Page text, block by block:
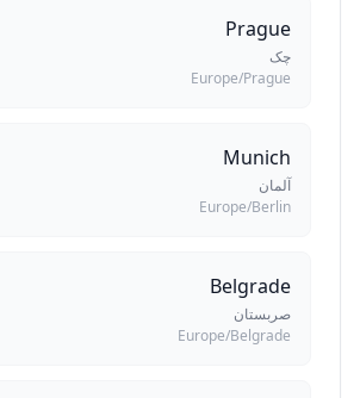
Prague
چک
Europe/Prague
Munich
آلمان
Europe/Berlin
Belgrade
صربستان
Europe/Belgrade